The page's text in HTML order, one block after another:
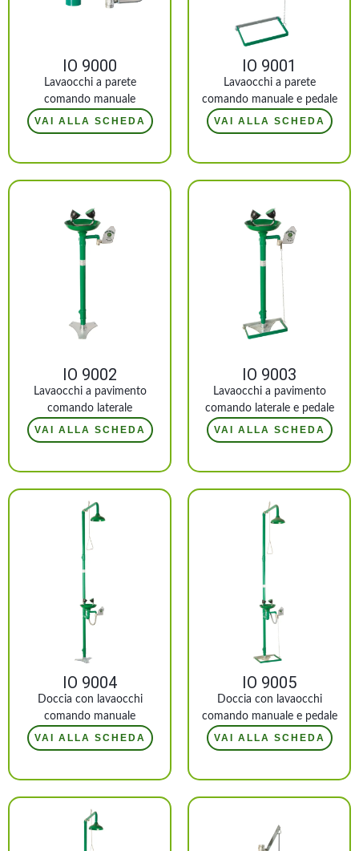
IO 9000
Lavaocchi a parete
comando manuale
VAI ALLA SCHEDA
IO 9001
Lavaocchi a parete
comando manuale e pedale
VAI ALLA SCHEDA
IO 9002
Lavaocchi a pavimento
comando laterale
VAI ALLA SCHEDA
IO 9003
Lavaocchi a pavimento
comando laterale e pedale
VAI ALLA SCHEDA
IO 9004
Doccia con lavaocchi
comando manuale
VAI ALLA SCHEDA
IO 9005
Doccia con lavaocchi
comando manuale e pedale
VAI ALLA SCHEDA